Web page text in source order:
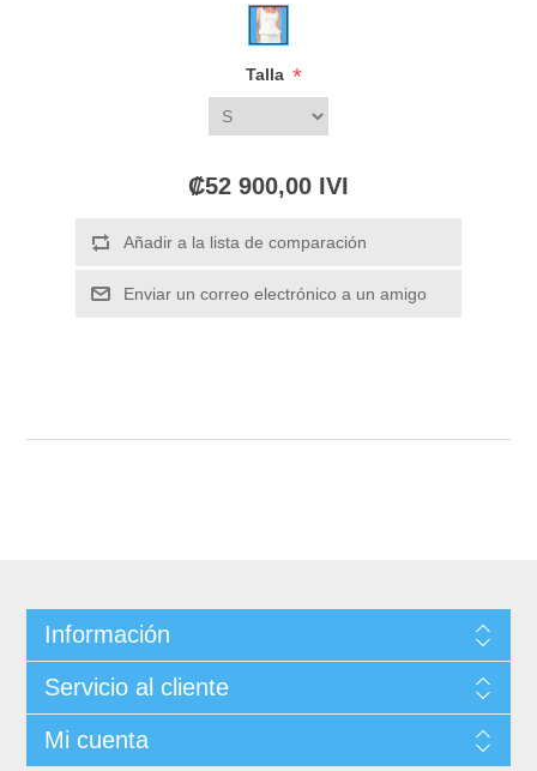
Talla *
₡52 900,00 IVI
Información
Servicio al cliente
Mi cuenta